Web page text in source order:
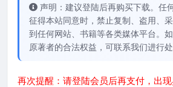
声明：建议登陆后再购买下载。任
征得本站同意时，禁止复制、盗用、
到任何网站、书籍等各类媒体平台。
原著者的合法权益，可联系我们进行处
再次提醒：请登陆会员后再支付，出